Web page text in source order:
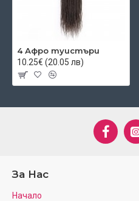
4 Афро туистъри
10.25€ (20.05 лв)
За Нас
Начало